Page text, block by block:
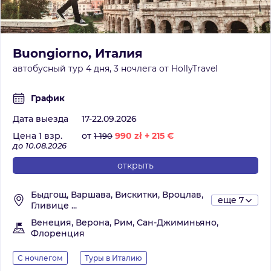
Buongiorno, Италия
автобусный тур 4 дня, 3 ночлега от HollyTravel
График
Дата выезда
17-22.09.2026
Цена 1 взр.
от 1 190 990 zł + 215 €
до 10.08.2026
открыть
Быдгощ, Варшава, Вискитки, Вроцлав,
Гливице ...
еще 7
Венеция, Верона, Рим, Сан-Джиминьяно,
Флоренция
С ночлегом Туры в Италию